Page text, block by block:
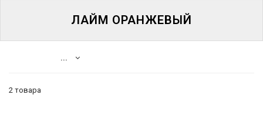
ЛАЙМ ОРАНЖЕВЫЙ
...
2 товара